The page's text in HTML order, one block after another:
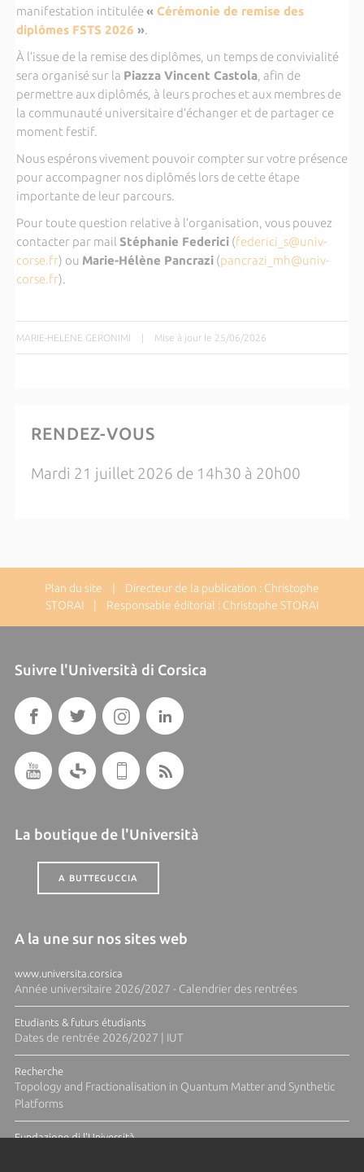
manifestation intitulée« Cérémonie de remise des
diplômes FSTS 2026 ».
À l’issue de la remise des diplômes, un temps de convivialité
sera organisé sur la Piazza Vincent Castola, afin de
permettre aux diplômés, à leurs proches et aux membres de
la communauté universitaire d’échanger et de partager ce
moment festif.
Nous espérons vivement pouvoir compter sur votre présence
pour accompagner nos diplômés lors de cette étape
importante de leur parcours.
Pour toute question relative à l’organisation, vous pouvez
contacter par mail Stéphanie Federici(federici_s@univ-
corse.fr) ou Marie-Hélène Pancrazi(pancrazi_mh@univ-
corse.fr).
MARIE-HELENE GERONIMI | Mise à jour le 25/06/2026
RENDEZ-VOUS
Mardi 21 juillet 2026 de 14h30 à 20h00
Plan du site | Directeur de la publication : Christophe
STORAI | Responsable éditorial : Christophe STORAI
Suivre l'Università di Corsica
La boutique de l'Università
A BUTTEGUCCIA
A la une sur nos sites web
www.universita.corsica
Année universitaire 2026/2027 - Calendrier des rentrées
Etudiants & futurs étudiants
Dates de rentrée 2026/2027 | IUT
Recherche
Topology and Fractionalisation in Quantum Matter and Synthetic
Platforms
Fundazione di l'Università